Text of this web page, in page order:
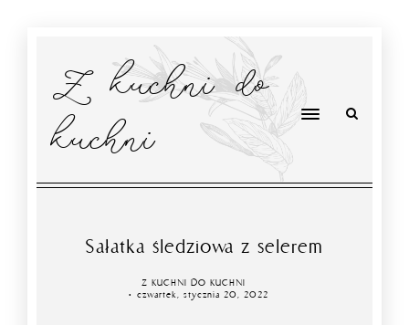
Z kuchni do
kuchni
Sałatka śledziowa z selerem
Z KUCHNI DO KUCHNI
czwartek, stycznia 20, 2022